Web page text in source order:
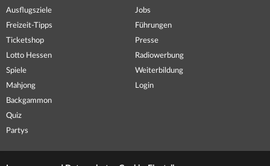
Ausflugsziele
Freizeit-Tipps
Ticketshop
Lotto Hessen
Spiele
Mahjong
Backgammon
Quiz
Partys
Jobs
Führungen
Presse
Radiowerbung
Weiterbildung
Login